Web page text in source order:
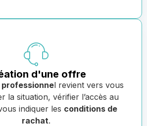
d'une offre
l revient vers vous
la situation, vérifier l’accès au
indiquer les conditions de
rachat.